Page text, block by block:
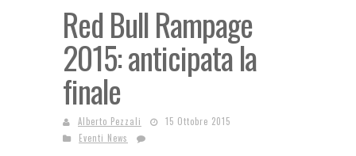
Red Bull Rampage
2015: anticipata la
finale
Alberto Pezzali
15 Ottobre 2015
Eventi News